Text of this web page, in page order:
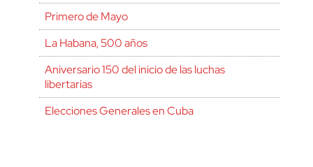
Primero de Mayo
La Habana, 500 años
Aniversario 150 del inicio de las luchas
libertarias
Elecciones Generales en Cuba